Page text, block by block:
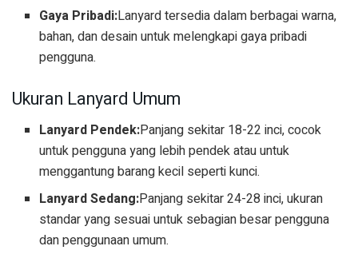
Gaya Pribadi:Lanyard tersedia dalam berbagai warna,
bahan, dan desain untuk melengkapi gaya pribadi
pengguna.
Ukuran Lanyard Umum
Lanyard Pendek:Panjang sekitar 18-22 inci, cocok
untuk pengguna yang lebih pendek atau untuk
menggantung barang kecil seperti kunci.
Lanyard Sedang:Panjang sekitar 24-28 inci, ukuran
standar yang sesuai untuk sebagian besar pengguna
dan penggunaan umum.